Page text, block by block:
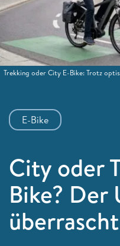
E-Bike
City oder
Bike? Der
Trekking oder City E-Bike: Trotz